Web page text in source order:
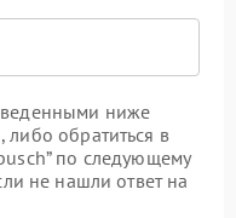
ниже
обратиться в
по следующему
не нашли ответ на